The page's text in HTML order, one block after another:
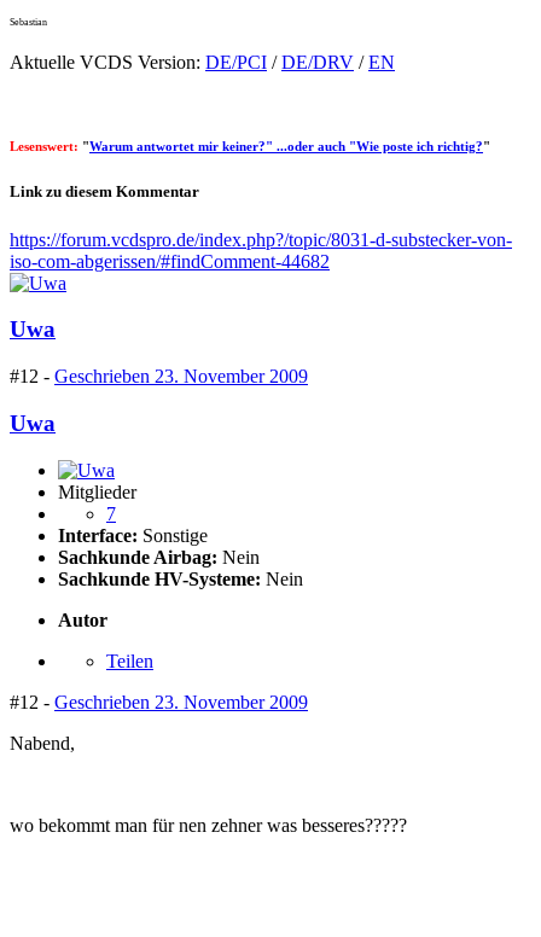
Sebastian
Aktuelle VCDS Version: DE/PCI /DE/DRV /EN
Lesenswert: "Warum antwortet mir keiner?" ...oder auch "Wie poste ich richtig?"
Link zu diesem Kommentar
https://forum.vcdspro.de/index.php?/topic/8031-d-substecker-von-
iso-com-abgerissen/#findComment-44682
Uwa
#12 - Geschrieben 23. November 2009
Uwa
Mitglieder
7
Interface: Sonstige
Sachkunde Airbag: Nein
Sachkunde HV-Systeme: Nein
Autor
Teilen
#12 - Geschrieben 23. November 2009
Nabend,
wo bekommt man für nen zehner was besseres?????